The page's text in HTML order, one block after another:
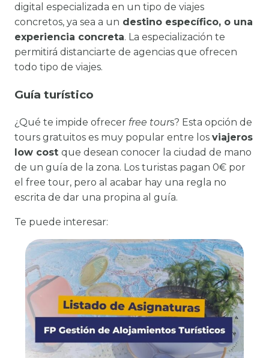
digital especializada en un tipo de viajes
concretos, ya sea a un destino específico, o una
experiencia concreta. La especialización te
permitirá distanciarte de agencias que ofrecen
todo tipo de viajes.
Guía turístico
¿Qué te impide ofrecer free tours? Esta opción de
tours gratuitos es muy popular entre los viajeros
low cost que desean conocer la ciudad de mano
de un guía de la zona. Los turistas pagan 0€ por
el free tour, pero al acabar hay una regla no
escrita de dar una propina al guía.
Te puede interesar: